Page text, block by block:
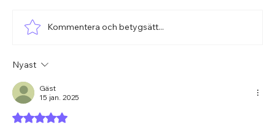
Cybersäkerhets Utmaningarna?
Kommentera och betygsätt...
Nyast
Gäst
15 jan. 2025
Betygsatt till 5 av 5 stjärnor.